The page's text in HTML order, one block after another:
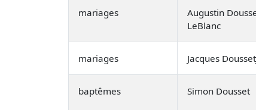
mariages
Augustin
LeBlanc
mariages Jacques
baptêmes Simon Dousset